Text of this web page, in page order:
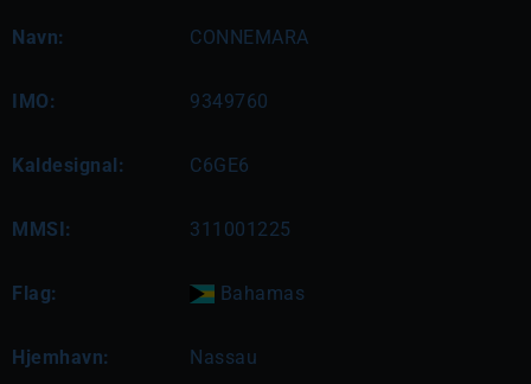
Navn: CONNEMARA
IMO: 9349760
Kaldesignal: C6GE6
MMSI: 311001225
Flag: Bahamas
Hjemhavn: Nassau